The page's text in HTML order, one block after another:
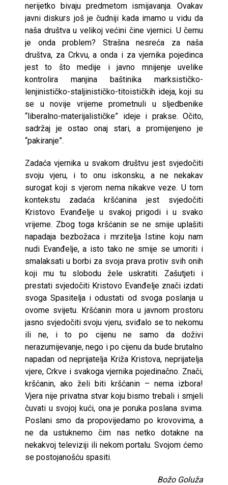
nerijetko bivaju predmetom ismijavanja. Ovakav
javni diskurs još je čudniji kada imamo u vidu da
naša društva u velikoj većini čine vjernici. U čemu
je onda problem? Strašna nesreća za naša
društva, za Crkvu, a onda i za vjernika pojedinca
jest to što medije i javno mnijenje uvelike
kontrolira manjina baštinika marksističko-
lenjinističko-staljinističko-titoističkih ideja, koji su
se u novije vrijeme prometnuli u sljedbenike
“liberalno-materijalističke” ideje i prakse. Očito,
sadržaj je ostao onaj stari, a promijenjeno je
“pakiranje”.
Zadaća vjernika u svakom društvu jest svjedočiti
svoju vjeru, i to onu iskonsku, a ne nekakav
surogat koji s vjerom nema nikakve veze. U tom
kontekstu zadaća kršćanina jest svjedočiti
Kristovo Evanđelje u svakoj prigodi i u svako
vrijeme. Zbog toga kršćanin se ne smije uplašiti
napadaja bezbožaca i mrzitelja Istine koju nam
nudi Evanđelje, a isto tako ne smije se umoriti i
smalaksati u borbi za svoja prava protiv svih onih
koji mu tu slobodu žele uskratiti. Zašutjeti i
prestati svjedočiti Kristovo Evanđelje znači izdati
svoga Spasitelja i odustati od svoga poslanja u
ovome svijetu. Kršćanin mora u javnom prostoru
jasno svjedočiti svoju vjeru, sviđalo se to nekomu
ili ne, i to po cijenu ne samo da doživi
nerazumijevanje, nego i po cijenu da bude brutalno
napadan od neprijatelja Križa Kristova, neprijatelja
vjere, Crkve i svakoga vjernika pojedinačno. Znači,
kršćanin, ako želi biti kršćanin – nema izbora!
Vjera nije privatna stvar koju bismo trebali i smjeli
čuvati u svojoj kući, ona je poruka poslana svima.
Poslani smo da propovijedamo po krovovima, a
ne da ustuknemo čim nas netko dotakne na
nekakvoj televiziji ili nekom portalu. Svojom ćemo
se postojanošću spasiti.
Božo Goluža